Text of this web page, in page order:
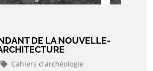
DE LA NOUVELLE-
Cahiers d'archéologie